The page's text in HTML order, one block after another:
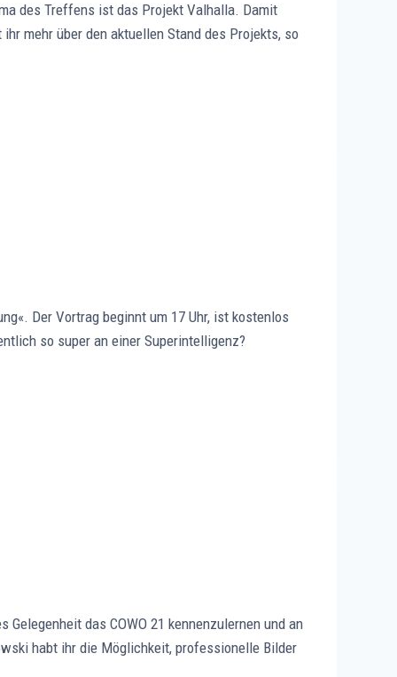
des Treffens ist das Projekt Valhalla. Damit
mehr über den aktuellen Stand des Projekts, so
Der Vortrag beginnt um 17 Uhr, ist kostenlos
so super an einer Superintelligenz?
das COWO 21 kennenzulernen und an
habt ihr die Möglichkeit, professionelle Bilder